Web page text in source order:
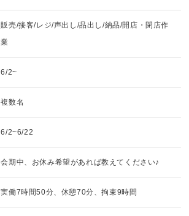
販売/接客/レジ/声出し/品出し/納品/開店・閉店作
業
6/2~
複数名
6/2~6/22
会期中、お休み希望があれば教えてください♪
実働7時間50分、休憩70分、拘束9時間